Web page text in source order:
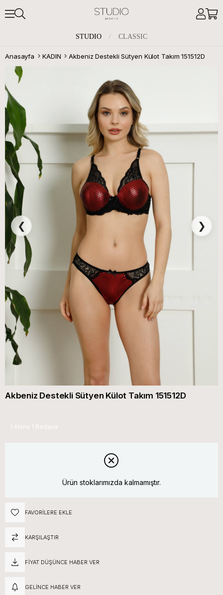
STUDIO / CLASSIC
Anasayfa KADIN Akbeniz Destekli Sütyen Külot Takım 151512D
❮ ❯
Akbeniz Destekli Sütyen Külot Takım 151512D
1 Alana 1 Bedava
Ürün stoklarımızda kalmamıştır.
FAVORILERE EKLE
KARŞILAŞTIR
FIYAT DÜŞÜNCE HABER VER
GELINCE HABER VER